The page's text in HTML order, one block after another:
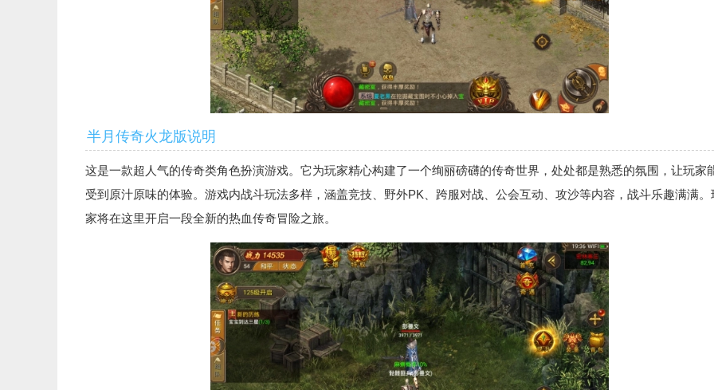
半月传奇火龙版说明
这是一款超人气的传奇类角色扮演游戏。它为玩家精心构建了一个绚丽磅礴的传奇世界，处处都是熟悉的氛围，让玩家
受到原汁原味的体验。游戏内战斗玩法多样，涵盖竞技、野外PK、跨服对战、公会互动、攻沙等内容，战斗乐趣满满。
家将在这里开启一段全新的热血传奇冒险之旅。